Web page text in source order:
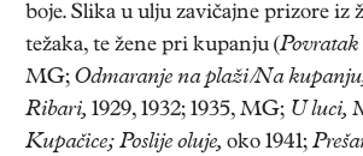
boje. Slika u ulju zavičajne prizore iz
težaka, te žene pri kupanju (Povratak
MG; Odmaranje na plaži/Na
Ribari, 1929, 1932; 1935, MG; U luci,
Kupačice; Poslije oluje, oko 1941;